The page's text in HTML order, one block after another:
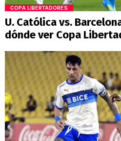
COPA LIBERTADORES
U. Católica vs.
dónde ver Copa